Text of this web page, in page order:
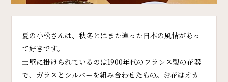
夏の小松さんは、秋冬とはまた違った日本の風情があっ
て好きです。
土壁に掛けられているのは1900年代のフランス製の花器
で、ガラスとシルバーを組み合わせたもの。お花はオカ